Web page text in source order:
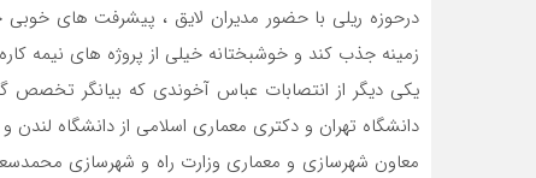
درحوزه ریلی با حضور مدیران لایق ، پیشرفت های خوبی
زمینه جذب کند و خوشبختانه خیلی از پروژه های نیمه
یکی دیگر از انتصابات عباس آخوندی که بیانگر تخصص
دانشگاه تهران و دکتری معماری اسلامی از دانشگاه لندن و متولد ۱۳۴۴ به سمت معاون مسکن و